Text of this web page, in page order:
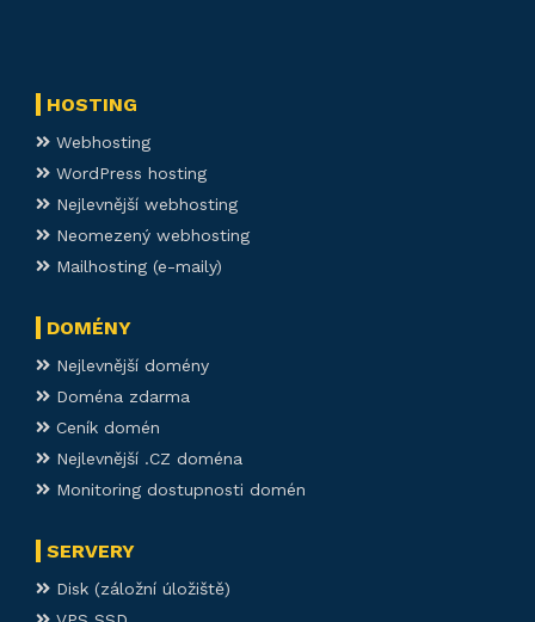
HOSTING
Webhosting
WordPress hosting
Nejlevnější webhosting
Neomezený webhosting
Mailhosting (e-maily)
DOMÉNY
Nejlevnější domény
Doména zdarma
Ceník domén
Nejlevnější .CZ doména
Monitoring dostupnosti domén
SERVERY
Disk (záložní úložiště)